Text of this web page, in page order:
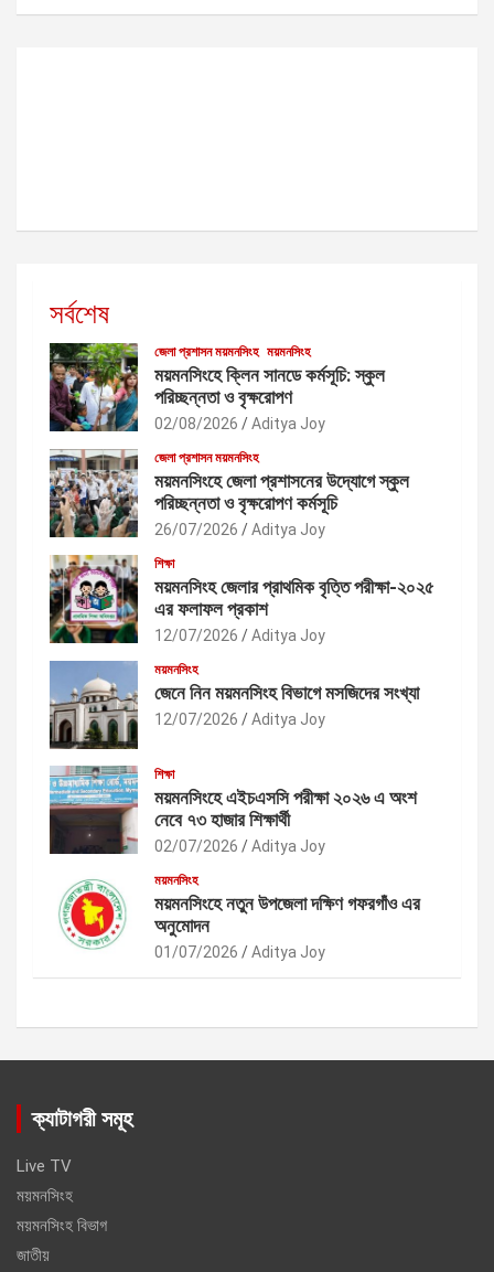
সর্বশেষ
জেলা প্রশাসন ময়মনসিংহ ময়মনসিংহ
ময়মনসিংহে ক্লিন সানডে কর্মসূচি: স্কুল
পরিচ্ছন্নতা ও বৃক্ষরোপণ
02/08/2026 Aditya Joy
জেলা প্রশাসন ময়মনসিংহ
ময়মনসিংহে জেলা প্রশাসনের উদ্যোগে স্কুল
পরিচ্ছন্নতা ও বৃক্ষরোপণ কর্মসূচি
26/07/2026 Aditya Joy
শিক্ষা
ময়মনসিংহ জেলার প্রাথমিক বৃত্তি পরীক্ষা-২০২৫
এর ফলাফল প্রকাশ
12/07/2026 Aditya Joy
ময়মনসিংহ
জেনে নিন ময়মনসিংহ বিভাগে মসজিদের সংখ্যা
12/07/2026 Aditya Joy
শিক্ষা
ময়মনসিংহে এইচএসসি পরীক্ষা ২০২৬ এ অংশ
নেবে ৭৩ হাজার শিক্ষার্থী
02/07/2026 Aditya Joy
ময়মনসিংহ
ময়মনসিংহে নতুন উপজেলা দক্ষিণ গফরগাঁও এর
অনুমোদন
01/07/2026 Aditya Joy
ক্যাটাগরী সমূহ
Live TV
ময়মনসিংহ
ময়মনসিংহ বিভাগ
জাতীয়